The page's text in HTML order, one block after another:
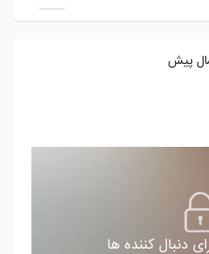
دنبال کننده ها